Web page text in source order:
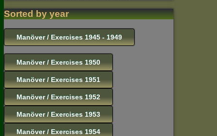
Sorted by year
Manöver / Exercises 1945 - 1949
Manöver / Exercises 1950
Manöver / Exercises 1951
Manöver / Exercises 1952
Manöver / Exercises 1953
Manöver / Exercises 1954